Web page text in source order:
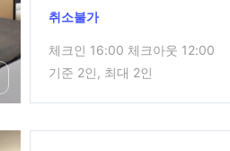
취소불가
체크인 16:00 체크아웃 12:00
기준 2인, 최대 2인